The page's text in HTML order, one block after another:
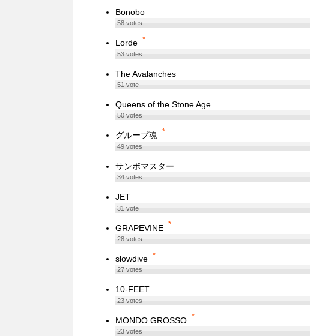
Bonobo
58votes
Lorde *
53votes
The Avalanches
51vote
Queens of the Stone Age
50votes
グループ魂 *
49votes
サンボマスター
34votes
JET
31vote
GRAPEVINE *
28votes
slowdive *
27votes
10-FEET
23votes
MONDO GROSSO *
23votes